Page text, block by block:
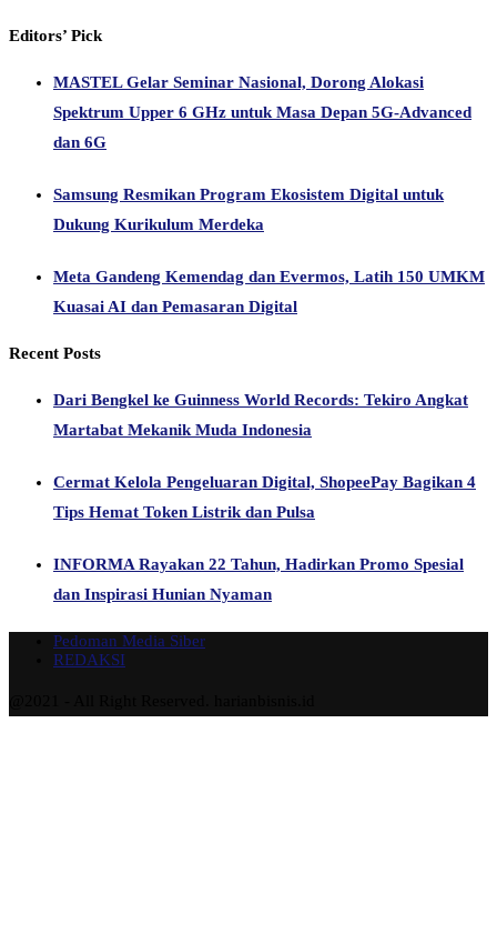
Editors’ Pick
MASTEL Gelar Seminar Nasional, Dorong Alokasi
Spektrum Upper 6 GHz untuk Masa Depan 5G-Advanced
dan 6G
Samsung Resmikan Program Ekosistem Digital untuk
Dukung Kurikulum Merdeka
Meta Gandeng Kemendag dan Evermos, Latih 150 UMKM
Kuasai AI dan Pemasaran Digital
Recent Posts
Dari Bengkel ke Guinness World Records: Tekiro Angkat
Martabat Mekanik Muda Indonesia
Cermat Kelola Pengeluaran Digital, ShopeePay Bagikan 4
Tips Hemat Token Listrik dan Pulsa
INFORMA Rayakan 22 Tahun, Hadirkan Promo Spesial
dan Inspirasi Hunian Nyaman
Pedoman Media Siber
REDAKSI